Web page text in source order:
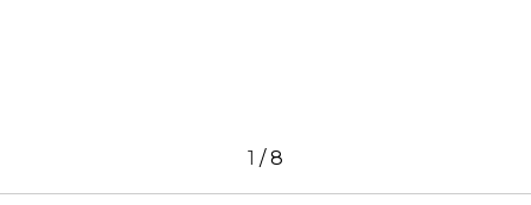
1 /8